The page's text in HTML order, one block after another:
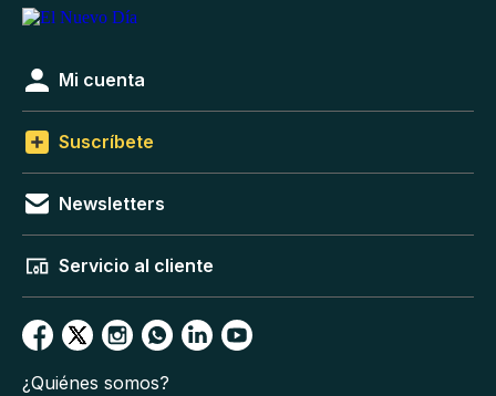
Mi cuenta
Suscríbete
Newsletters
Servicio al cliente
¿Quiénes somos?